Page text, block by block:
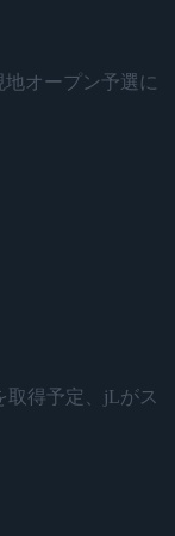
地オープン予選に
取得予定、jLがス